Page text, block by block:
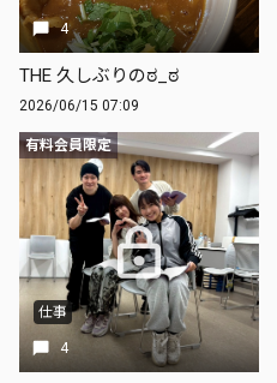
4
THE 久しぶりのಠ_ಠ
2026/06/15 07:09
有料会員限定
仕事
4